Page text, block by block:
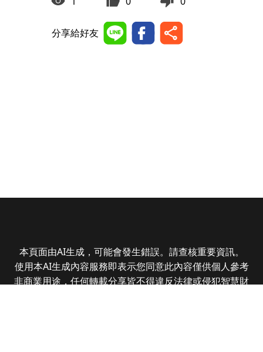
分享給好友
本頁面由AI生成，可能會發生錯誤。請查核重要資訊。
使用本AI生成內容服務即表示您同意此內容僅供個人參考
非商業用途，任何轉載分享皆不得違反法律或侵犯智慧財